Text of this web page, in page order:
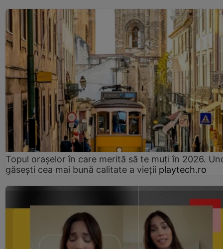
Topul orașelor în care merită să te muți în 2026.
găsești cea mai bună calitate a vieții playtech.ro